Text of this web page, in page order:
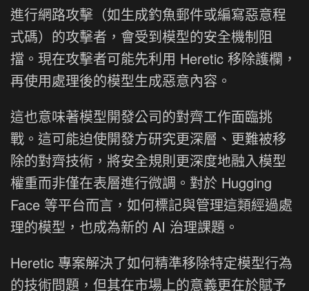
進行網路攻擊（如生成釣魚郵件或編寫惡意程
式碼）的攻擊者，會受到模型的安全機制阻
擋。現在攻擊者可能先利用 Heretic 移除護欄，
再使用處理後的模型生成惡意內容。
這也意味著模型開發公司的對齊工作面臨挑
戰。這可能迫使開發方研究更深層、更難被移
除的對齊技術，將安全規則更深度地融入模型
權重而非僅在表層進行微調。對於 Hugging
Face 等平台而言，如何標記與管理這類經過處
理的模型，也成為新的 AI 治理課題。
Heretic 專案解決了如何精準移除特定模型行為
的技術問題，但其在市場上的意義更在於賦予